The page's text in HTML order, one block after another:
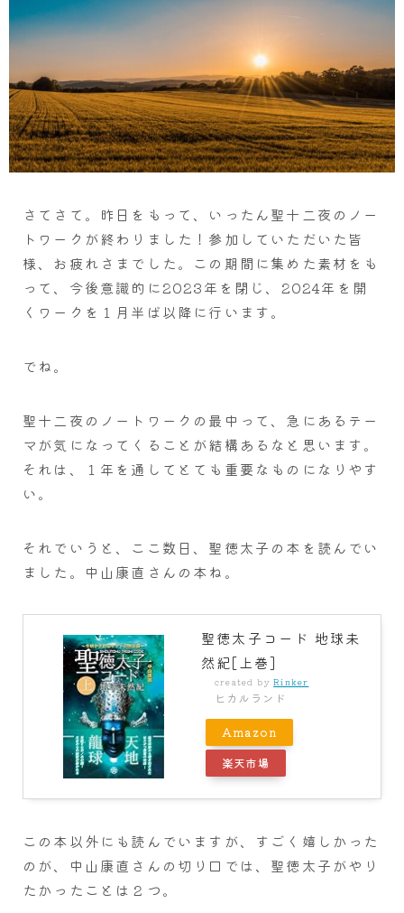
さてさて。昨日をもって、いったん聖十二夜のノー
トワークが終わりました！参加していただいた皆
様、お疲れさまでした。この期間に集めた素材をも
って、今後意識的に2023年を閉じ、2024年を開
くワークを１月半ば以降に行います。
でね。
聖十二夜のノートワークの最中って、急にあるテー
マが気になってくることが結構あるなと思います。
それは、１年を通してとても重要なものになりやす
い。
それでいうと、ここ数日、聖徳太子の本を読んでい
ました。中山康直さんの本ね。
聖徳太子コード 地球未
然紀[上巻]
created byRinker
ヒカルランド
Amazon
楽天市場
この本以外にも読んでいますが、すごく嬉しかった
のが、中山康直さんの切り口では、聖徳太子がやり
たかったことは２つ。